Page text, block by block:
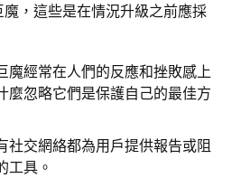
，這些是在情況升級之前應採
魔經常在人們的反應和挫敗感上
麼忽略它們是保護自己的最佳方
社交網絡都為用戶提供報告或阻
工具。